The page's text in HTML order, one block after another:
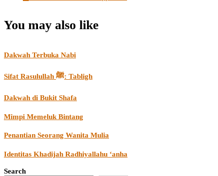
You may also like
Dakwah Terbuka Nabi
Sifat Rasulullah ﷺ: Tabligh
Dakwah di Bukit Shafa
Mimpi Memeluk Bintang
Penantian Seorang Wanita Mulia
Identitas Khadijah Radhiyallahu ‘anha
Search